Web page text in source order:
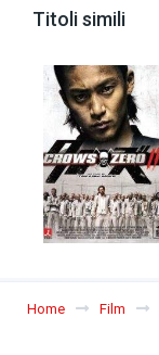
Titoli simili
Home Film